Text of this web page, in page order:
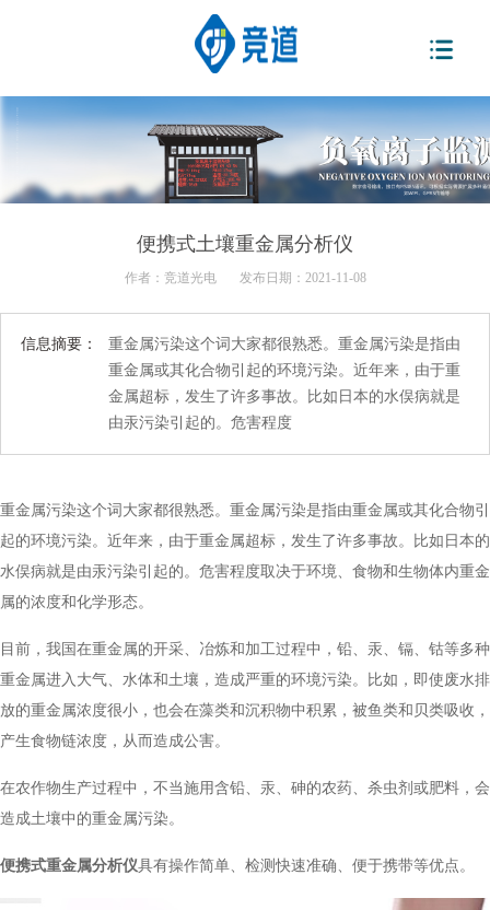
便携式土壤重金属分析仪
作者： 竞道光电 发布日期：2021-11-08
信息摘要：
重金属污染这个词大家都很熟悉。重金属污染是指由
重金属或其化合物引起的环境污染。近年来，由于重
金属超标，发生了许多事故。比如日本的水俣病就是
由汞污染引起的。危害程度
重金属污染这个词大家都很熟悉。重金属污染是指由重金属或其化合物引
起的环境污染。近年来，由于重金属超标，发生了许多事故。比如日本的
水俣病就是由汞污染引起的。危害程度取决于环境、食物和生物体内重金
属的浓度和化学形态。
目前，我国在重金属的开采、冶炼和加工过程中，铅、汞、镉、钴等多种
重金属进入大气、水体和土壤，造成严重的环境污染。比如，即使废水排
放的重金属浓度很小，也会在藻类和沉积物中积累，被鱼类和贝类吸收，
产生食物链浓度，从而造成公害。
在农作物生产过程中，不当施用含铅、汞、砷的农药、杀虫剂或肥料，会
造成土壤中的重金属污染。
便携式重金属分析仪具有操作简单、检测快速准确、便于携带等优点。